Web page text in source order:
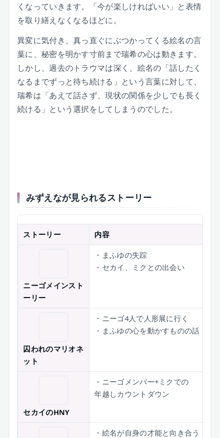
くなっていきます。「今が楽しければいい」と表情
を取り繕えなくなるほどに。
異変に気付き、真っ直ぐにぶつかってくる絵名の言
葉に、秘密を明かす寸前まで瑞希の心は動きます。
しかし、過去のトラウマは深く、絵名の「話したく
なるまでずっと待ち続ける」という言葉に対して、
瑞希は「あえて話さず、現状の関係を少しでも長く
続ける」という選択をしてしまうのでした。
みずえなが見られるストーリー
ストーリー 内容
ニーゴメインスト
ーリー
・まふゆの失踪
・セカイ、ミクとの出会い
囚われのマリオネ
ット
・ニーゴ4人で人形展に行く
・まふゆの心を動かすものの話
セカイのHNY
・ニーゴメンバー+ミクでの
年越しカウントダウン
・絵名が自身の才能と向き合う